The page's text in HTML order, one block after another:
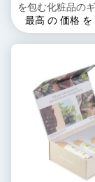
を包む化粧品の
最高 の 価格 を